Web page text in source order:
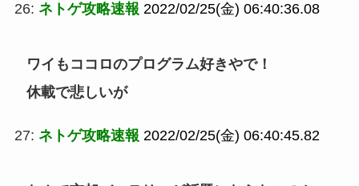
26: ネトゲ攻略速報 2022/02/25(金) 06:40:36.08
ワイもココロのプログラム好きやで！
休載で悲しいが
27: ネトゲ攻略速報 2022/02/25(金) 06:40:45.82